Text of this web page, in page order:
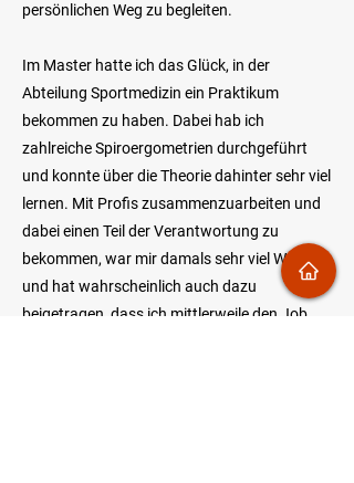
persönlichen Weg zu begleiten.
Im Master hatte ich das Glück, in der
Abteilung Sportmedizin ein Praktikum
bekommen zu haben. Dabei hab ich
zahlreiche Spiroergometrien durchgeführt
und konnte über die Theorie dahinter sehr viel
lernen. Mit Profis zusammenzuarbeiten und
dabei einen Teil der Verantwortung zu
bekommen, war mir damals sehr viel Wert
und hat wahrscheinlich auch dazu
beigetragen, dass ich mittlerweile den Job